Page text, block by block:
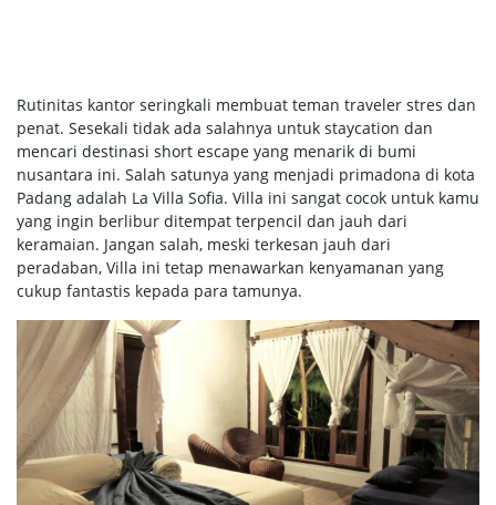
Rutinitas kantor seringkali membuat teman traveler stres dan
penat. Sesekali tidak ada salahnya untuk staycation dan
mencari destinasi short escape yang menarik di bumi
nusantara ini. Salah satunya yang menjadi primadona di kota
Padang adalah La Villa Sofia. Villa ini sangat cocok untuk kamu
yang ingin berlibur ditempat terpencil dan jauh dari
keramaian. Jangan salah, meski terkesan jauh dari
peradaban, Villa ini tetap menawarkan kenyamanan yang
cukup fantastis kepada para tamunya.